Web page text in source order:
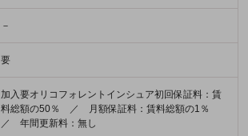
－
要
加入要オリコフォレントインシュア初回保証料：賃
料総額の50％ ／ 月額保証料：賃料総額の1％
／ 年間更新料：無し